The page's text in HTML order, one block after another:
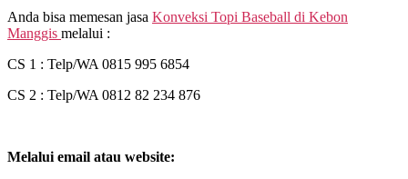
Anda bisa memesan jasa Konveksi Topi Baseball di Kebon
Manggis melalui :
CS 1 : Telp/WA 0815 995 6854
CS 2 : Telp/WA 0812 82 234 876
Melalui email atau website: